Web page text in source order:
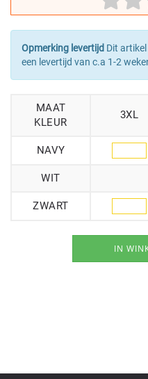
Opmerking levertijd Dit
een levertijd van c.a 1-2
MAAT
KLEUR
3XL
NAVY
WIT
ZWART